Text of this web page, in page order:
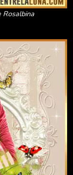
Rosalbina